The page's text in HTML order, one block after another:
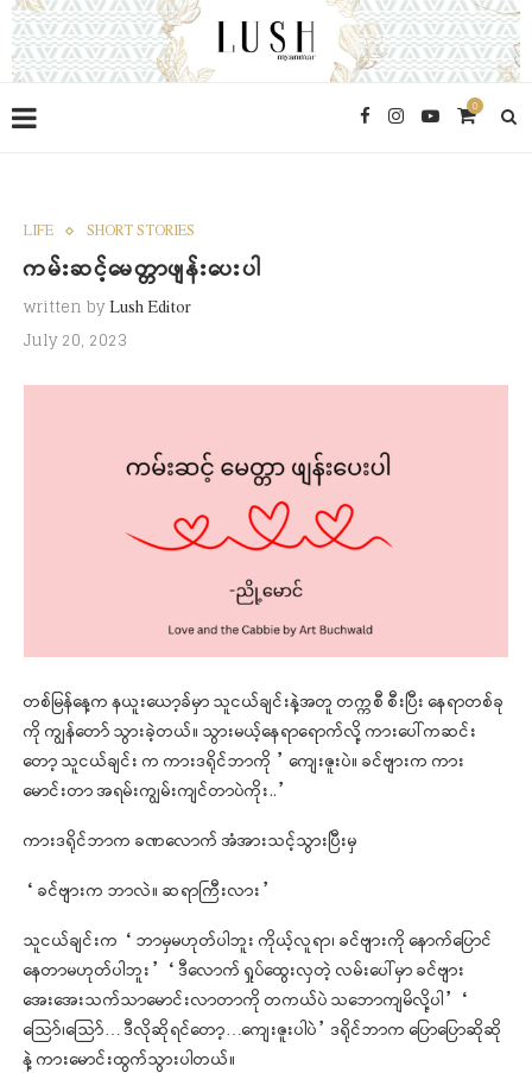
0
LIFE SHORT STORIES
ကမ်းဆင့်မေတ္တာဖျန်းပေးပါ
written byLush Editor
July 20, 2023
တစ်မြန်နေ့က နယူးယော့ခ်မှာ သူငယ်ချင်းနဲ့အတူ တက္ကစီ စီးပြီး နေရာတစ်ခု
ကို ကျွန်တော် သွားခဲ့တယ်။ သွားမယ့်နေရာရောက်လို့ ကားပေါ်ကဆင်း
တော့ သူငယ်ချင်း က ကားဒရိုင်ဘာကို ” ကျေးဇူးပဲ။ ခင်ဗျားက ကား
မောင်းတာ အရမ်းကျွမ်းကျင်တာပဲကိုး..”
ကားဒရိုင်ဘာက ခဏလောက် အံအားသင့်သွားပြီးမှ
“ ခင်ဗျားက ဘာလဲ။ ဆရာကြီးလား”
သူငယ်ချင်းက “ ဘာမှမဟုတ်ပါဘူး ကိုယ့်လူရာ၊ ခင်ဗျားကို နောက်ပြောင်
နေတာမဟုတ်ပါဘူး” “ ဒီလောက် ရှုပ်ထွေးလှတဲ့ လမ်းပေါ်မှာ ခင်ဗျား
အေးအေးသက်သာမောင်းလာတာကို တကယ်ပဲ သဘောကျမိလို့ပါ” “
သြော်၊သြော်… ဒီလိုဆိုရင်တော့…ကျေးဇူးပါပဲ” ဒရိုင်ဘာက ပြောပြောဆိုဆို
နဲ့ ကားမောင်းထွက်သွားပါတယ်။